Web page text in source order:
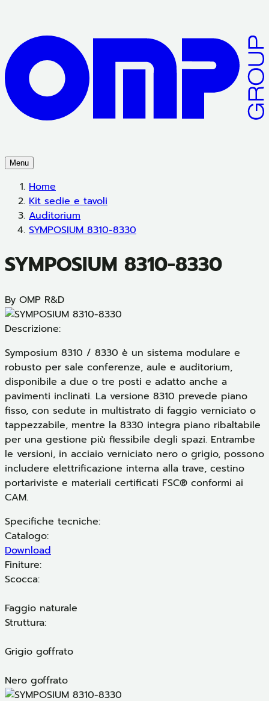
Menu
Home
Kit sedie e tavoli
Auditorium
SYMPOSIUM 8310-8330
SYMPOSIUM 8310-8330
By OMP R&D
Descrizione:
Symposium 8310 / 8330 è un sistema modulare e
robusto per sale conferenze, aule e auditorium,
disponibile a due o tre posti e adatto anche a
pavimenti inclinati. La versione 8310 prevede piano
fisso, con sedute in multistrato di faggio verniciato o
tappezzabile, mentre la 8330 integra piano ribaltabile
per una gestione più flessibile degli spazi. Entrambe
le versioni, in acciaio verniciato nero o grigio, possono
includere elettrificazione interna alla trave, cestino
portariviste e materiali certificati FSC® conformi ai
CAM.
Specifiche tecniche:
Catalogo:
Download
Finiture:
Scocca:
Faggio naturale
Struttura:
Grigio goffrato
Nero goffrato